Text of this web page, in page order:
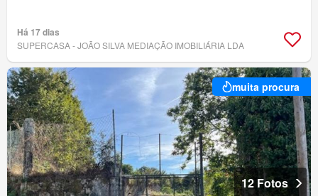
Há 17 dias
SUPERCASA - JOÃO SILVA MEDIAÇÃO IMOBILIÁRIA LDA
muita procura
12 Fotos